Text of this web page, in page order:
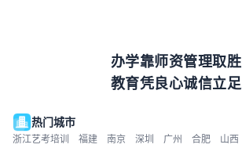
办学靠师资管理取胜
教育凭良心诚信立足
热门城市
浙江艺考培训 福建 南京 深圳 广州 合肥 山西